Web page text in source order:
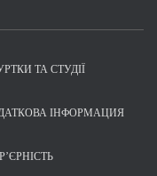
ТА СТУДІЇ
ІНФОРМАЦИЯ